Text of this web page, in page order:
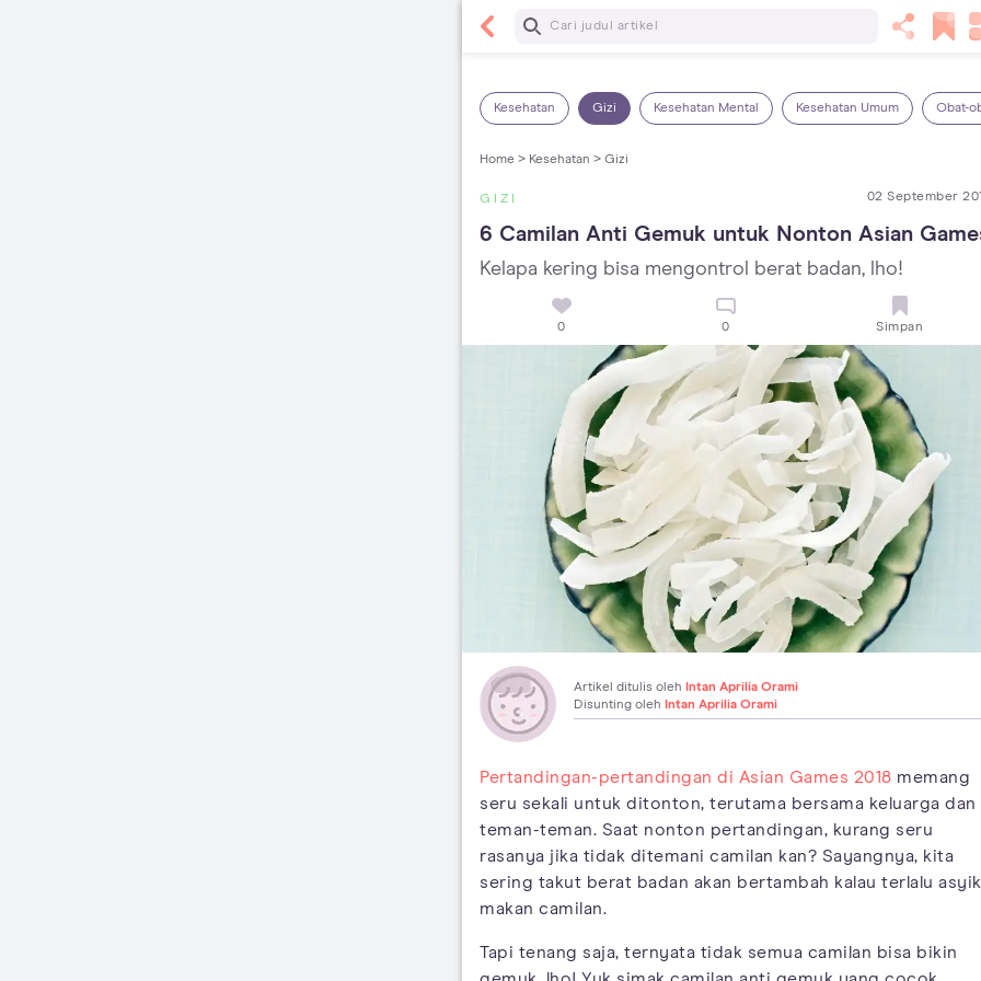
Baca Selanjutnya
Kesehatan Gizi Kesehatan Mental Kesehatan Umum Obat-
Home > Kesehatan > Gizi
GIZI 02 September
6 Camilan Anti Gemuk untuk Nonton Asian
Kelapa kering bisa mengontrol berat badan, lho!
0 0 Simpan
Artikel ditulis oleh Intan Aprilia Orami
Disunting oleh Intan Aprilia Orami
Pertandingan-pertandingan di Asian Games 2018 memang
seru sekali untuk ditonton, terutama bersama keluarga dan
teman-teman. Saat nonton pertandingan, kurang seru
rasanya jika tidak ditemani camilan kan? Sayangnya, kita
sering takut berat badan akan bertambah kalau terlalu asyik
makan camilan.
Tapi tenang saja, ternyata tidak semua camilan bisa bikin